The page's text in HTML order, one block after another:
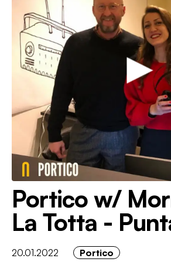
Portico w/
La Totta -
20.01.2022 Portico